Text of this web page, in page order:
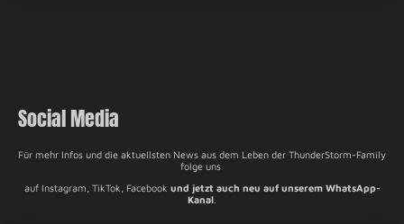
Social Media
Für mehr Infos und die aktuellsten News aus dem Leben der ThunderStorm-Family
folge uns
auf Instagram, TikTok, Facebook und jetzt auch neu auf unserem WhatsApp-
Kanal